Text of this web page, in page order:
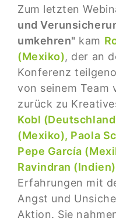
Zum letzten
und
umkehren" kam
(Mexiko), der an
Konferenz
von seinem Team
zurück zu
Kobl
(Mexiko), Paola
Pepe García
Ravindran (Indien)
Erfahrungen mit
Angst und
Aktion. Sie